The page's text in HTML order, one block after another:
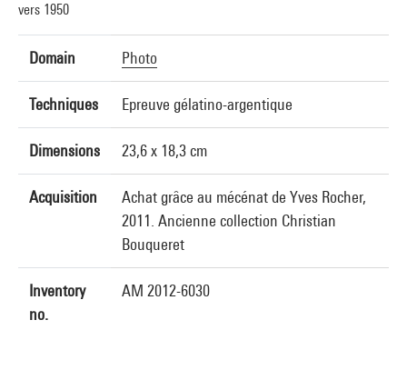
vers 1950
Domain Photo
Techniques Epreuve gélatino-argentique
Dimensions 23,6 x 18,3 cm
Acquisition
Achat grâce au mécénat de Yves Rocher,
2011. Ancienne collection Christian
Bouqueret
Inventory
no.
AM 2012-6030